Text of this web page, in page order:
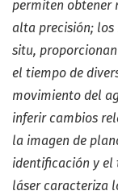
permiten obtener
alta precisión; los
situ, proporcionan
el tiempo de
movimiento del
inferir cambios
la imagen de
identificación y el
láser caracteriza